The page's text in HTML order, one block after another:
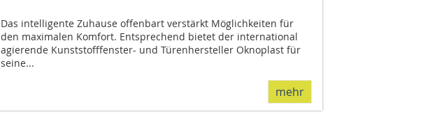
Das intelligente Zuhause offenbart verstärkt Möglichkeiten für
den maximalen Komfort. Entsprechend bietet der international
agierende Kunststofffenster- und Türenhersteller Oknoplast für
seine...
mehr